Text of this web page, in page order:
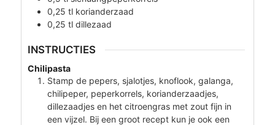
0,25 tl korianderzaad
0,25 tl dillezaad
INSTRUCTIES
Chilipasta
Stamp de pepers, sjalotjes, knoflook, galanga,
chilipeper, peperkorrels, korianderzaadjes,
dillezaadjes en het citroengras met zout fijn in
een vijzel. Bij een groot recept kun je ook een